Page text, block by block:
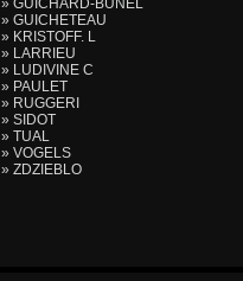
» GUICHARD-BUNEL
» GUICHETEAU
» KRISTOFF. L
» LARRIEU
» LUDIVINE C
» PAULET
» RUGGERI
» SIDOT
» TUAL
» VOGELS
» ZDZIEBLO